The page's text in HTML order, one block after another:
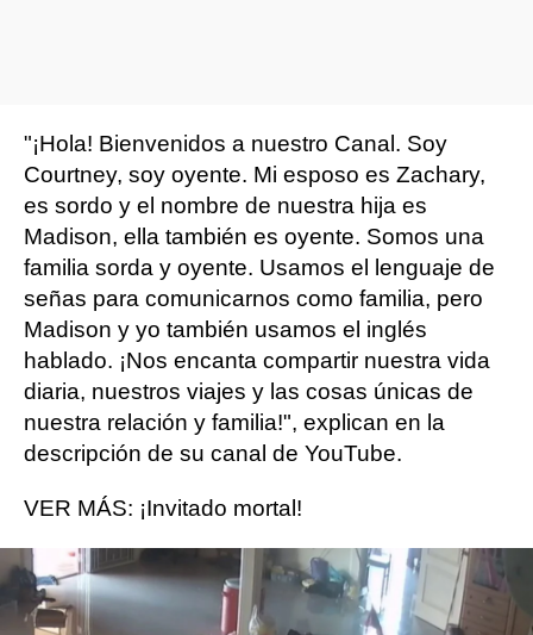
"¡Hola! Bienvenidos a nuestro Canal. Soy
Courtney, soy oyente. Mi esposo es Zachary,
es sordo y el nombre de nuestra hija es
Madison, ella también es oyente. Somos una
familia sorda y oyente. Usamos el lenguaje de
señas para comunicarnos como familia, pero
Madison y yo también usamos el inglés
hablado. ¡Nos encanta compartir nuestra vida
diaria, nuestros viajes y las cosas únicas de
nuestra relación y familia!", explican en la
descripción de su canal de YouTube.
VER MÁS: ¡Invitado mortal!